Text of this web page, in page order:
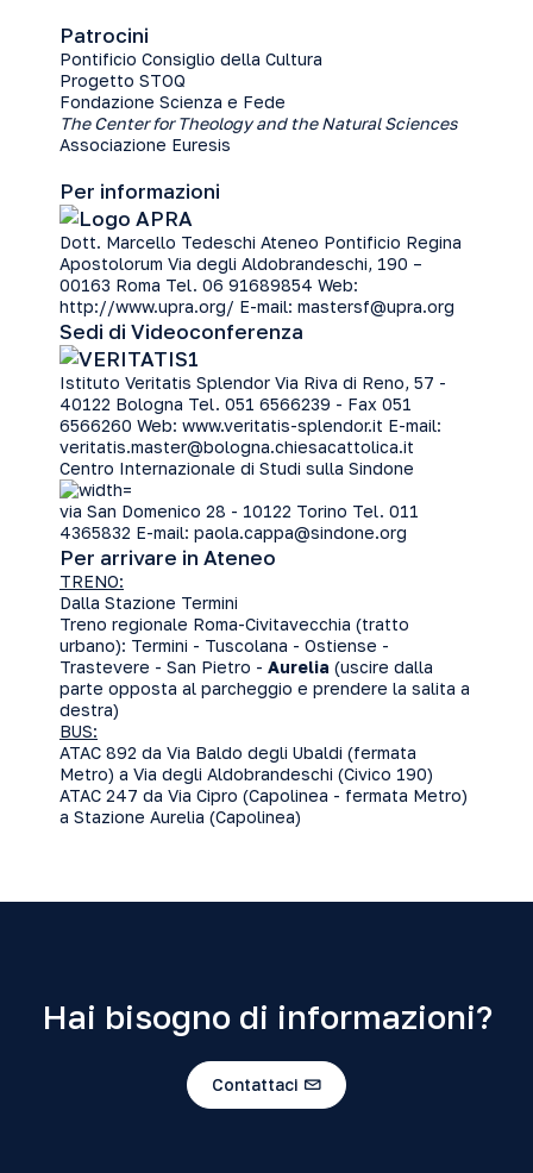
Patrocini
Pontificio Consiglio della Cultura
Progetto STOQ
Fondazione Scienza e Fede
The Center for Theolo­gy and the Natural Sciences
Associazione Euresis
Per informazioni
Dott. Marcello Tedeschi Ateneo Pontificio Regina
Apostolorum Via degli Aldobrandeschi, 190 –
00163 Roma Tel. 06 91689854 Web:
http://www.upra.org/ E-mail: mastersf@upra.org
Sedi di Videoconferenza
Istituto Veritatis Splendor Via Riva di Reno, 57 -
40122 Bologna Tel. 051 6566239 - Fax 051
6566260 Web: www.veritatis-splendor.it E-mail:
veritatis.master@bologna.chiesacattolica.it
Centro Internazionale di Studi sulla Sindone
via San Domenico 28 - 10122 Torino Tel. 011
4365832 E-mail: paola.cappa@sindone.org
Per arrivare in Ateneo
TRENO:
Dalla Stazione Termini
Treno regionale Roma-Civitavecchia (tratto
urbano): Termini - Tuscolana - Ostiense -
Trastevere - San Pietro - Aurelia (uscire dalla
parte opposta al parcheggio e prendere la salita a
destra)
BUS:
ATAC 892 da Via Baldo degli Ubaldi (fermata
Metro) a Via degli Aldobrandeschi (Civico 190)
ATAC 247 da Via Cipro (Capolinea - fermata Metro)
a Stazione Aurelia (Capolinea)
Hai bisogno di informazioni?
Contattaci